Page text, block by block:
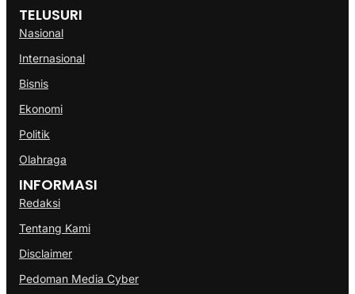
TELUSURI
Nasional
Internasional
Bisnis
Ekonomi
Politik
Olahraga
INFORMASI
Redaksi
Tentang Kami
Disclaimer
Pedoman Media Cyber